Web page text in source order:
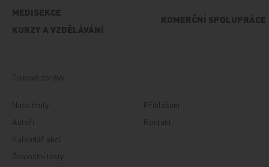
MEDISEKCE
KURZY A VZDĚLÁVÁNÍ
KOMERČNÍ SPOLUPRÁCE
Tiskové zprávy
Naše tituly
Autoři
Kalendář akcí
Znalostní testy
Přihlášení
Kontakt